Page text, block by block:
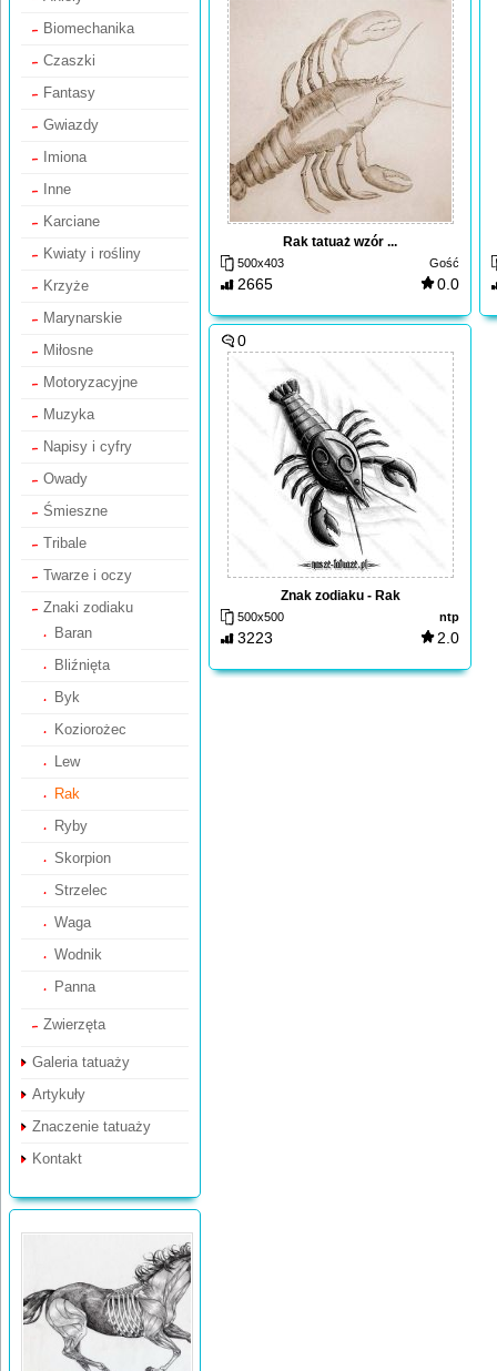
Rak tatuaż wzór ...
500x403 Gość
2665 0.0
0
Znak zodiaku - Rak
500x500 ntp
3223 2.0
Biomechanika
Czaszki
Fantasy
Gwiazdy
Imiona
Inne
Karciane
Kwiaty i rośliny
Krzyże
Marynarskie
Miłosne
Motoryzacyjne
Muzyka
Napisy i cyfry
Owady
Śmieszne
Tribale
Twarze i oczy
Znaki zodiaku
Baran
Bliźnięta
Byk
Koziorożec
Lew
Rak
Ryby
Skorpion
Strzelec
Waga
Wodnik
Panna
Zwierzęta
Galeria tatuaży
Artykuły
Znaczenie tatuaży
Kontakt